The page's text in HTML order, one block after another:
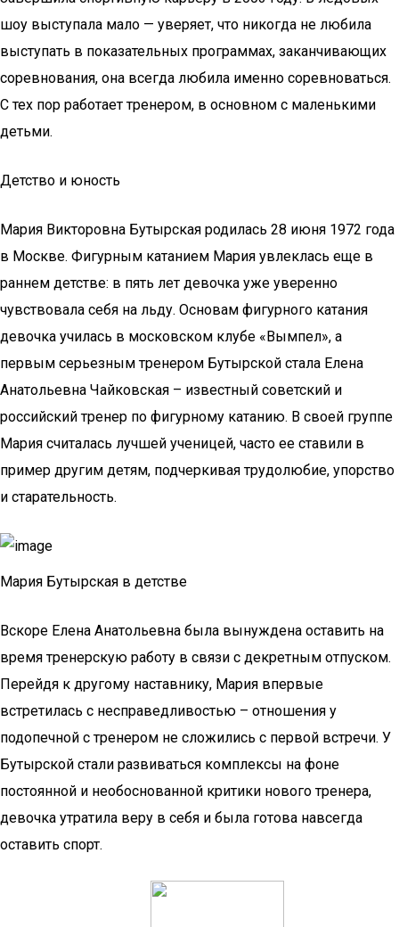
шоу выступала мало — уверяет, что никогда не любила
выступать в показательных программах, заканчивающих
соревнования, она всегда любила именно соревноваться.
С тех пор работает тренером, в основном с маленькими
детьми.
Детство и юность
Мария Викторовна Бутырская родилась 28 июня 1972 года
в Москве. Фигурным катанием Мария увлеклась еще в
раннем детстве: в пять лет девочка уже уверенно
чувствовала себя на льду. Основам фигурного катания
девочка училась в московском клубе «Вымпел», а
первым серьезным тренером Бутырской стала Елена
Анатольевна Чайковская – известный советский и
российский тренер по фигурному катанию. В своей группе
Мария считалась лучшей ученицей, часто ее ставили в
пример другим детям, подчеркивая трудолюбие, упорство
и старательность.
Мария Бутырская в детстве
Вскоре Елена Анатольевна была вынуждена оставить на
время тренерскую работу в связи с декретным отпуском.
Перейдя к другому наставнику, Мария впервые
встретилась с несправедливостью – отношения у
подопечной с тренером не сложились с первой встречи. У
Бутырской стали развиваться комплексы на фоне
постоянной и необоснованной критики нового тренера,
девочка утратила веру в себя и была готова навсегда
оставить спорт.